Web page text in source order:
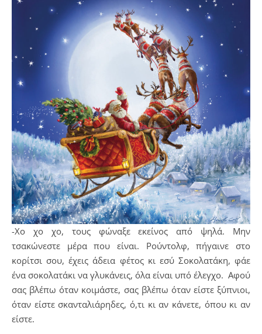
-Χο χο χο, τους φώναξε εκείνος από ψηλά. Μην
τσακώνεστε μέρα που είναι. Ρούντολφ, πήγαινε στο
κορίτσι σου, έχεις άδεια φέτος κι εσύ Σοκολατάκη, φάε
ένα σοκολατάκι να γλυκάνεις, όλα είναι υπό έλεγχο. Αφού
σας βλέπω όταν κοιμάστε, σας βλέπω όταν είστε ξύπνιοι,
όταν είστε σκανταλιάρηδες, ό,τι κι αν κάνετε, όπου κι αν
είστε.